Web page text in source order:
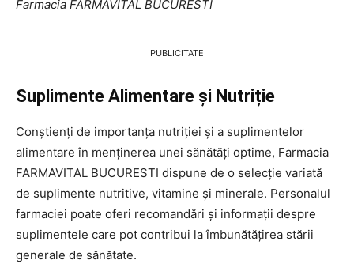
Farmacia FARMAVITAL BUCURESTI
PUBLICITATE
Suplimente Alimentare și Nutriție
Conștienți de importanța nutriției și a suplimentelor
alimentare în menținerea unei sănătăți optime, Farmacia
FARMAVITAL BUCURESTI dispune de o selecție variată
de suplimente nutritive, vitamine și minerale. Personalul
farmaciei poate oferi recomandări și informații despre
suplimentele care pot contribui la îmbunătățirea stării
generale de sănătate.